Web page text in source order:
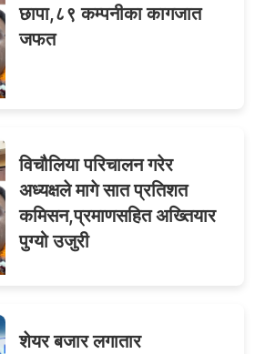
छापा,८९ कम्पनीका कागजात
जफत
विचौलिया परिचालन गरेर
अध्यक्षले मागे सात प्रतिशत
कमिसन,प्रमाणसहित अख्तियार
पुग्यो उजुरी
शेयर बजार लगातार